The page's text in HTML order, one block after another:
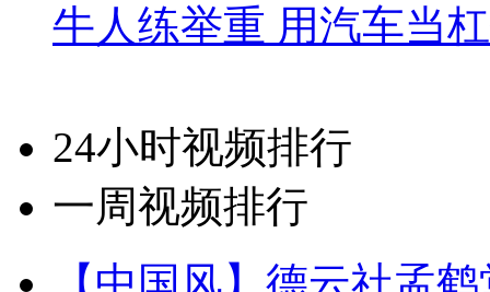
牛人练举重 用汽车当
24小时视频排行
一周视频排行
【中国风】德云社孟